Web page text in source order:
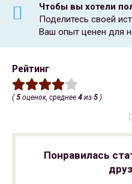
Чтобы вы хотели
Поделитесь своей
Ваш опыт ценен для
Рейтинг
(5 оценок, среднее 4 из 5 )
Понравилась